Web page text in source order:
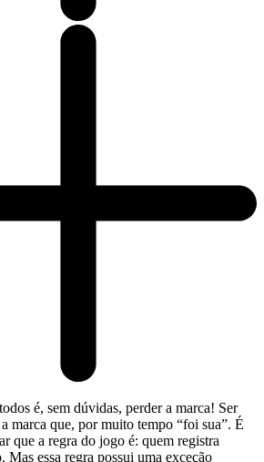
é, sem dúvidas, perder a marca! Ser
marca que, por muito tempo “foi sua”. É
que a regra do jogo é: quem registra
Mas essa regra possui uma exceção